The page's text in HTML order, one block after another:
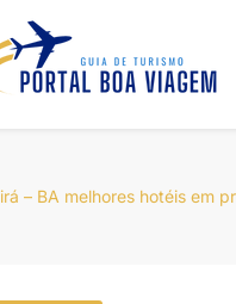
– BA melhores hotéis em